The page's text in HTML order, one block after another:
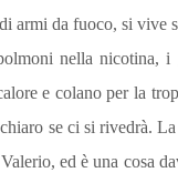
armi da fuoco, si vive
nella nicotina, i
e colano per la
se ci si rivedrà.
ed è una cosa